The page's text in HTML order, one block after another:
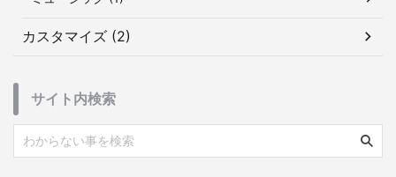
カスタマイズ (2)
サイト内検索